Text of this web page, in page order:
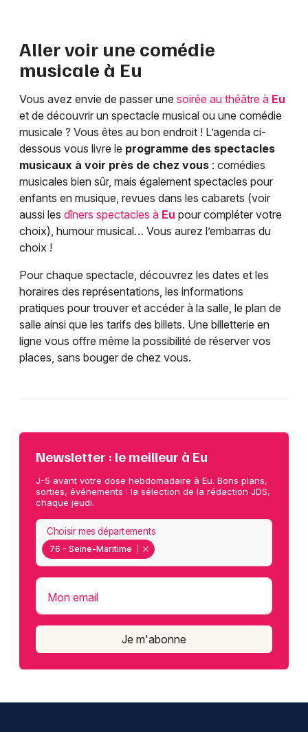
Aller voir une comédie
musicale à Eu
Vous avez envie de passer une soirée au théâtre à Eu
et de découvrir un spectacle musical ou une comédie
musicale ? Vous êtes au bon endroit ! L’agenda ci-
dessous vous livre le programme des spectacles
musicaux à voir près de chez vous : comédies
musicales bien sûr, mais également spectacles pour
enfants en musique, revues dans les cabarets (voir
aussi les dîners spectacles à Eu pour compléter votre
choix), humour musical… Vous aurez l’embarras du
choix !
Pour chaque spectacle, découvrez les dates et les
horaires des représentations, les informations
pratiques pour trouver et accéder à la salle, le plan de
salle ainsi que les tarifs des billets. Une billetterie en
ligne vous offre même la possibilité de réserver vos
places, sans bouger de chez vous.
Newsletter : le meilleur à Eu
J-5 avant votre dose hebdomadaire à Eu. Bons plans,
sorties, événements : la sélection de la rédaction JDS,
chaque jeudi.
76 - Seine-Maritime
Choisir mes départements
Mon email
Je m'abonne